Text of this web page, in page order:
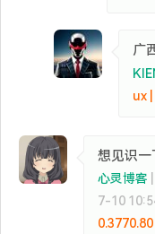
广
ux |
想见识
心灵博客
7-10
0.3770.80